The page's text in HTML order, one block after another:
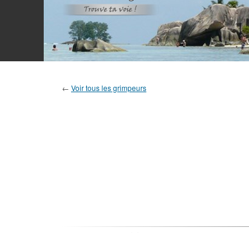
← Voir tous les grimpeurs